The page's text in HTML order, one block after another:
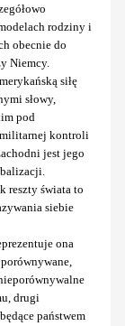
rodziny i
obecnie do
Niemcy.
siłę
słowy,
pod
kontroli
jest jego
reszty świata to
siebie
ona
drugi
państwem